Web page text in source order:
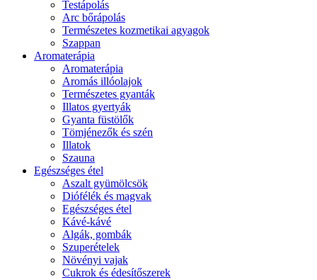
Testápolás
Arc bőrápolás
Természetes kozmetikai agyagok
Szappan
Aromaterápia
Aromaterápia
Aromás illóolajok
Természetes gyanták
Illatos gyertyák
Gyanta füstölők
Tömjénezők és szén
Illatok
Szauna
Egészséges étel
Aszalt gyümölcsök
Diófélék és magvak
Egészséges étel
Kávé-kávé
Algák, gombák
Szuperételek
Növényi vajak
Cukrok és édesítőszerek